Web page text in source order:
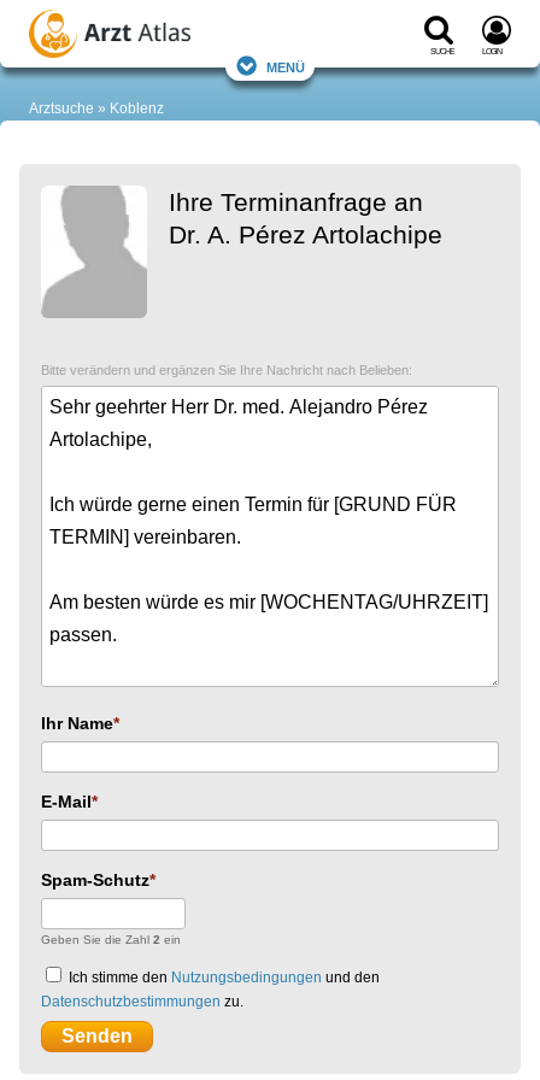
Suche Login
Menü
Arztsuche Koblenz
Ihre Terminanfrage an
Dr. A. Pérez Artolachipe
Bitte verändern und ergänzen Sie Ihre Nachricht nach Belieben:
Ihr Name
E-Mail
Spam-Schutz
Geben Sie die Zahl 2 ein
Ich stimme den Nutzungsbedingungen und den
Datenschutzbestimmungen zu.